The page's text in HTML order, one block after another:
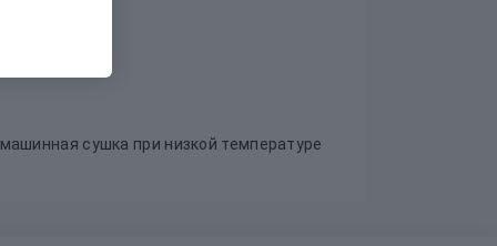
сушка при низкой температуре